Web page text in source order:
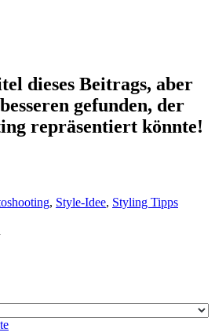
dieses Beitrags, aber
gefunden, der
repräsentiert könnte!
, Style-Idee, Styling Tipps